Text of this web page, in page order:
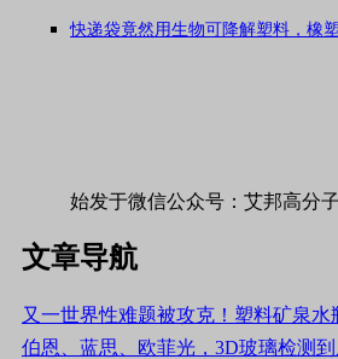
快递袋竟然用生物可降解塑料，橡
始发于微信公众号：艾邦高分子
文章导航
又一世界性难题被攻克！塑料矿泉水
伯恩、蓝思、欧菲光，3D玻璃检测到